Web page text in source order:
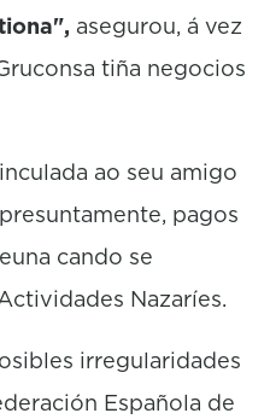
asegurou, á vez
tiña negocios
ao seu amigo
pagos
cando se
Nazaríes.
irregularidades
Española de